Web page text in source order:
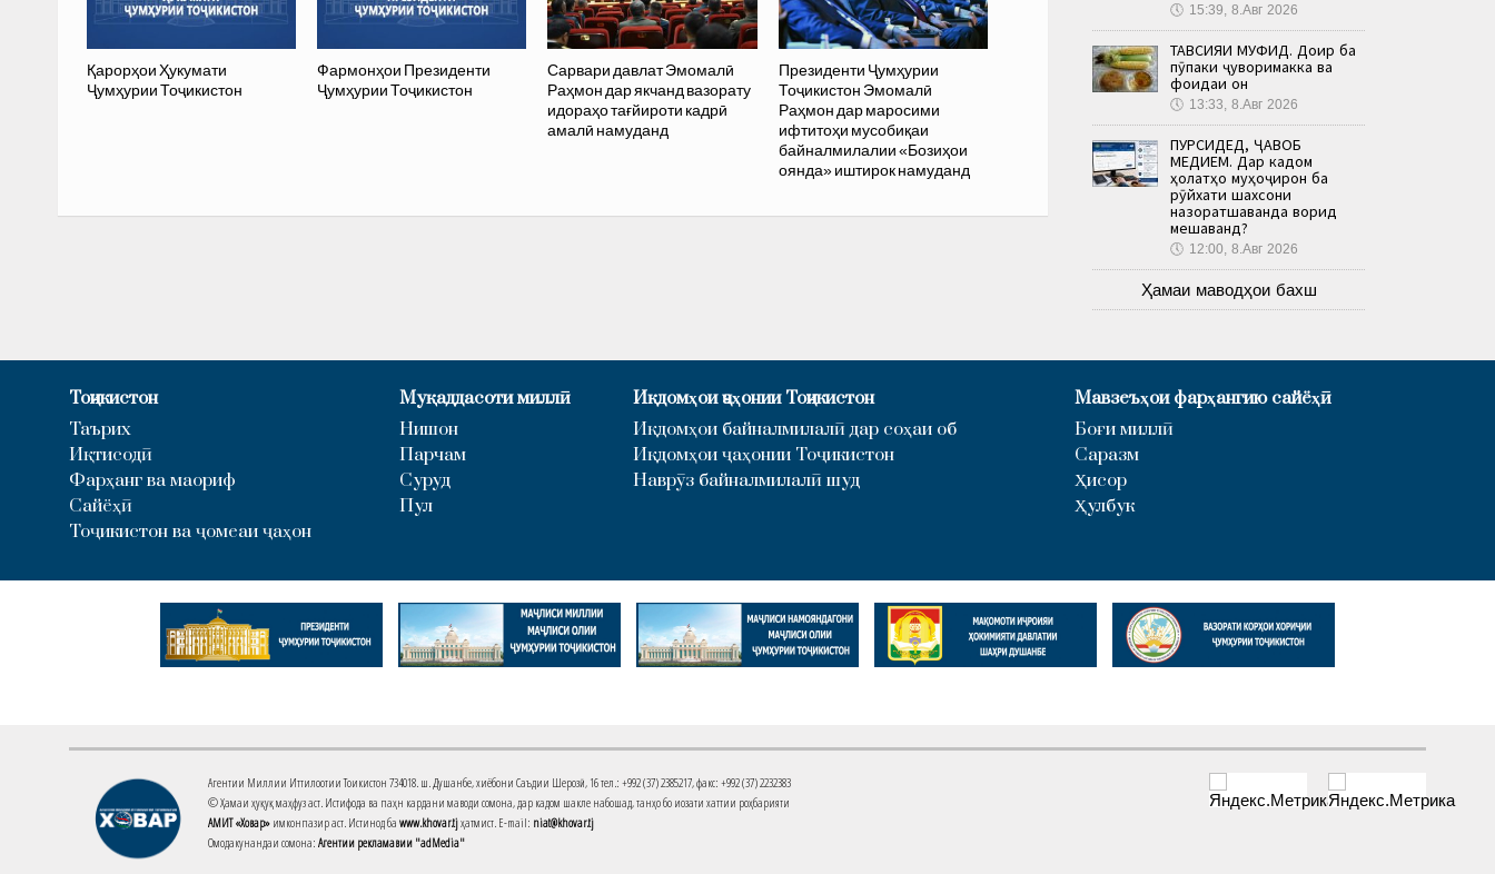
Қарорҳои Ҳукумати
Ҷумҳурии Тоҷикистон
Фармонҳои Президенти
Ҷумҳурии Тоҷикистон
Сарвари давлат Эмомалӣ
Раҳмон дар якчанд вазорату
идораҳо тағйироти кадрӣ
амалӣ намуданд
Президенти Ҷумҳурии
Тоҷикистон Эмомалӣ
Раҳмон дар маросими
ифтитоҳи мусобиқаи
байналмилалии «Бозиҳои
оянда» иштирок намуданд
🕔 15:39, 8.Авг 2026
ТАВСИЯИ МУФИД. Доир ба
пӯпаки ҷуворимакка ва
фоидаи он
🕔 13:33, 8.Авг 2026
ПУРСИДЕД, ҶАВОБ
МЕДИҲЕМ. Дар кадом
ҳолатҳо муҳоҷирон ба
рӯйхати шахсони
назоратшаванда ворид
мешаванд?
🕔 12:00, 8.Авг 2026
Ҳамаи маводҳои бахш
Тоҷикистон
Таърих
Иқтисодӣ
Фарҳанг ва маориф
Сайёҳӣ
Тоҷикистон ва ҷомеаи ҷаҳон
Муқаддасоти миллӣ
Нишон
Парчам
Суруд
Пул
Иқдомҳои ҷаҳонии Тоҷикистон
Иқдомҳои байналмилалӣ дар соҳаи об
Иқдомҳои ҷаҳонии Тоҷикистон
Наврӯз байналмилалӣ шуд
Мавзеъҳои фарҳангию сайёҳӣ
Боғи миллӣ
Саразм
Ҳисор
Ҳулбук
Агентии Миллии Иттилоотии Тоҷикистон 734018. ш. Душанбе, хиёбони Саъдии Шерозӣ, 16 тел.: +992 (37) 2385217, факс: +992 (37) 2232383
© Ҳамаи ҳуқуқ маҳфуз аст. Истифода ва паҳн кардани маводи сомона, дар кадом шакле набошад, танҳо бо иҷозати хаттии роҳбарияти
АМИТ «Ховар» имконпазир аст. Истинод ба www.khovar.tjҳатмист. E-mail: niat@khovar.tj
Омодакунандаи сомона: Агентии рекламавии "adMedia"